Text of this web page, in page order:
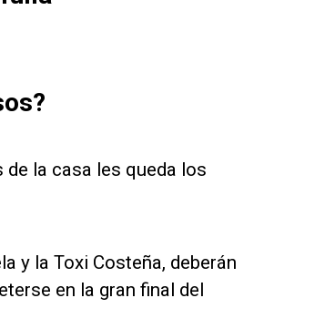
la casa les queda los
y la Toxi Costeña, deberán
en la gran final del